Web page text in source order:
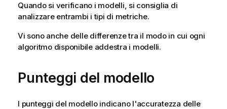
Quando si verificano i modelli, si consiglia di
analizzare entrambi i tipi di metriche.
Vi sono anche delle differenze tra il modo in cui ogni
algoritmo disponibile addestra i modelli.
Punteggi del modello
I punteggi del modello indicano l'accuratezza delle